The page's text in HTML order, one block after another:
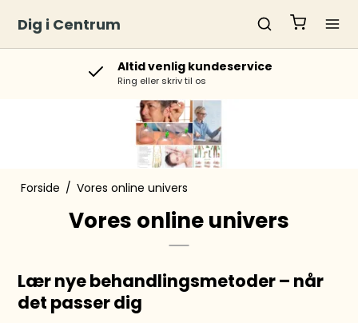
Dig i Centrum
Altid venlig kundeservice
Ring eller skriv til os
Forside / Vores online univers
Vores online univers
Lær nye behandlingsmetoder – når
det passer dig